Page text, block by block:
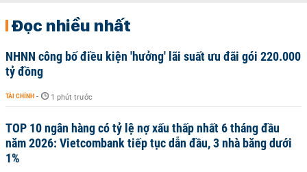
Đọc nhiều nhất
NHNN công bố điều kiện 'hưởng' lãi suất ưu đãi gói 220.000
tỷ đồng
TÀI CHÍNH - 1 phút trước
TOP 10 ngân hàng có tỷ lệ nợ xấu thấp nhất 6 tháng đầu
năm 2026: Vietcombank tiếp tục dẫn đầu, 3 nhà băng dưới
1%